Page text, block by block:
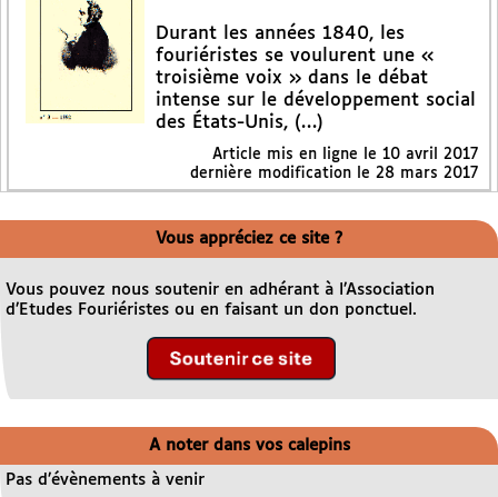
Durant les années 1840, les
fouriéristes se voulurent une «
troisième voix » dans le débat
intense sur le développement social
des États-Unis, (…)
Article mis en ligne le 10 avril 2017
dernière modification le 28 mars 2017
Vous appréciez ce site ?
Vous pouvez nous soutenir en adhérant à l’Association
d’Etudes Fouriéristes ou en faisant un don ponctuel.
A noter dans vos calepins
Pas d’évènements à venir